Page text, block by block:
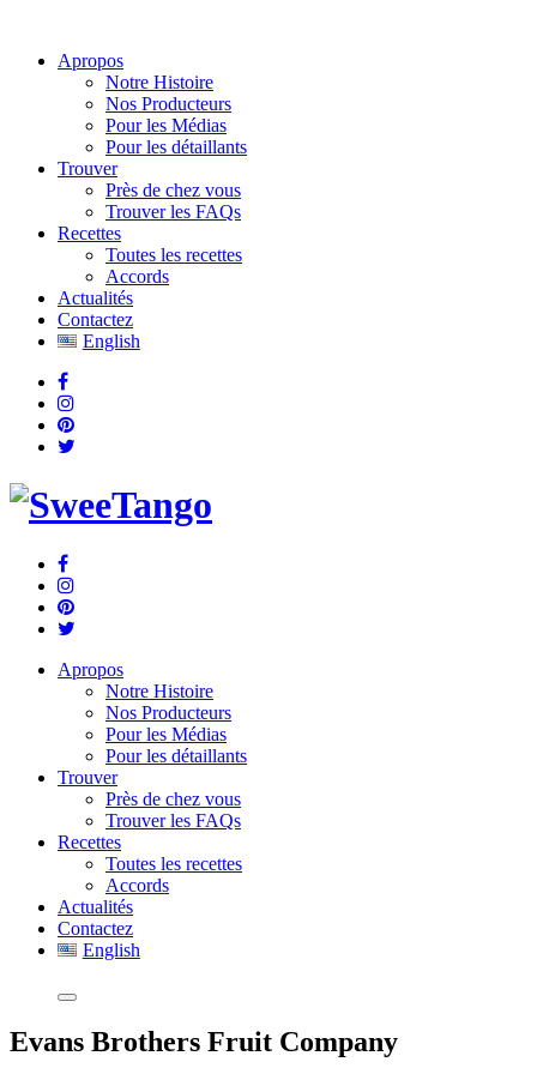
Apropos
Notre Histoire
Nos Producteurs
Pour les Médias
Pour les détaillants
Trouver
Près de chez vous
Trouver les FAQs
Recettes
Toutes les recettes
Accords
Actualités
Contactez
English
Apropos
Notre Histoire
Nos Producteurs
Pour les Médias
Pour les détaillants
Trouver
Près de chez vous
Trouver les FAQs
Recettes
Toutes les recettes
Accords
Actualités
Contactez
English
Evans Brothers Fruit Company